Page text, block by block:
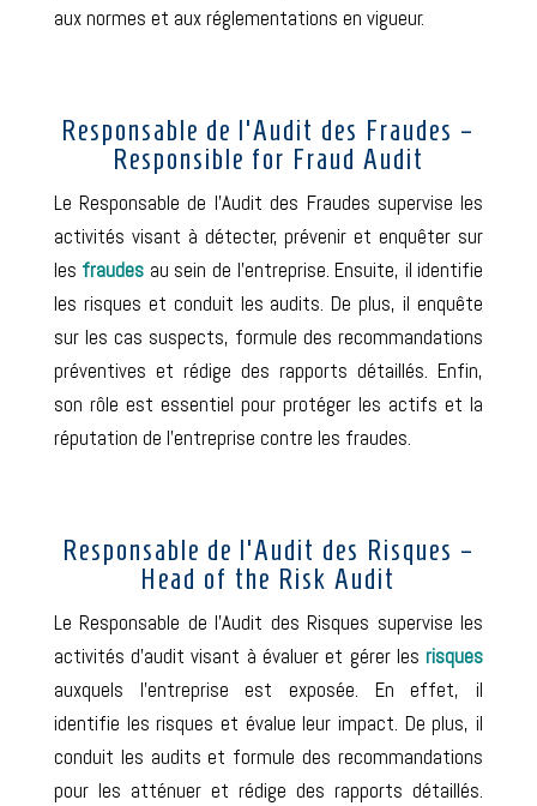
aux normes et aux réglementations en vigueur.
Responsable de l’Audit des Fraudes –
Responsible for Fraud Audit
Le Responsable de l’Audit des Fraudes supervise les
activités visant à détecter, prévenir et enquêter sur
les fraudes au sein de l’entreprise. Ensuite, il identifie
les risques et conduit les audits. De plus, il enquête
sur les cas suspects, formule des recommandations
préventives et rédige des rapports détaillés. Enfin,
son rôle est essentiel pour protéger les actifs et la
réputation de l’entreprise contre les fraudes.
Responsable de l’Audit des Risques –
Head of the Risk Audit
Le Responsable de l’Audit des Risques supervise les
activités d’audit visant à évaluer et gérer lesrisques
auxquels l’entreprise est exposée. En effet, il
identifie les risques et évalue leur impact. De plus, il
conduit les audits et formule des recommandations
pour les atténuer et rédige des rapports détaillés.